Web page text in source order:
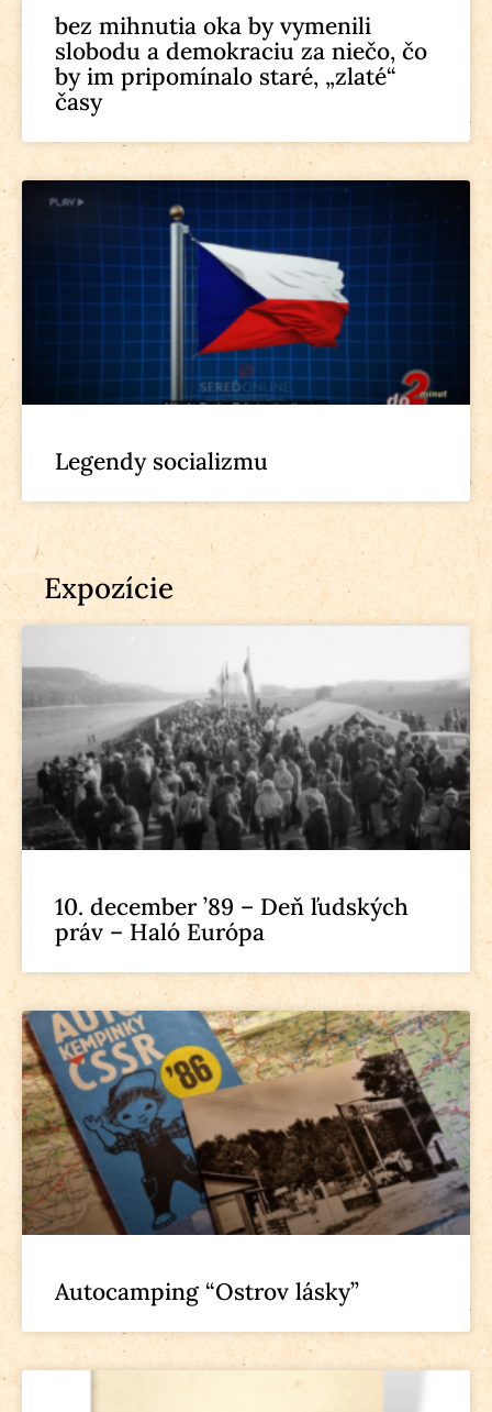
bez mihnutia oka by vymenili
slobodu a demokraciu za niečo, čo
by im pripomínalo staré, „zlaté“
časy
Legendy socializmu
Expozície
10. december ’89 – Deň ľudských
práv – Haló Európa
Autocamping “Ostrov lásky”